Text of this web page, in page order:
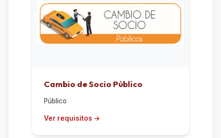
Cambio de Socio Público
Público